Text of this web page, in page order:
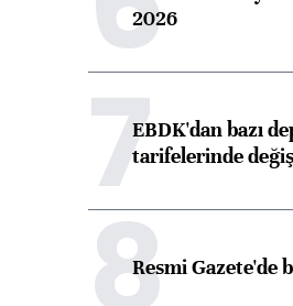
2026
7EBDK'dan bazı
tarifelerinde
8Resmi Gazete'de